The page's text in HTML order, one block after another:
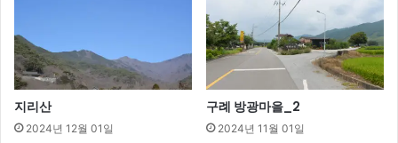
지리산
2024년 12월 01일
구례 방광마을_2
2024년 11월 01일